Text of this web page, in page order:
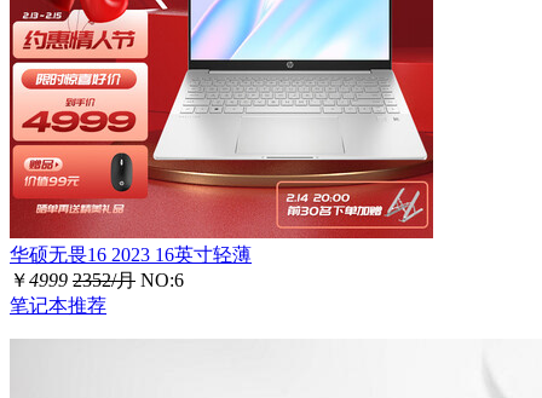
华硕无畏16 2023 16英寸轻薄
￥4999 2352/月 NO:6
笔记本推荐